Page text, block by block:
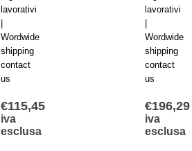
lavorativi
Wordwide
shipping
contact
us
€115,45
iva
esclusa
lavorativi
Wordwide
shipping
contact
us
€196,29
iva
esclusa